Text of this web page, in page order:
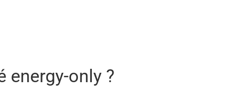
energy-only ?